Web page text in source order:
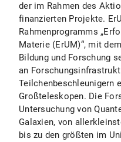
der im Rahmen des
finanzierten Projekte.
Rahmenprogramms
Materie (ErUM)“, mit
Bildung und Forschung
an
Teilchenbeschleunigern
Großteleskopen. Die
Untersuchung von
Galaxien, von
bis zu den größten im